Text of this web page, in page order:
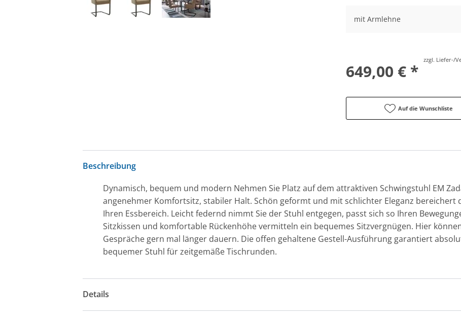
mit Armlehne
649,00 € *
zzgl. Liefer-/
Auf die Wunschliste
Beschreibung
Dynamisch, bequem und modern Nehmen Sie Platz auf dem attraktiven Schwingstuhl EM
angenehmer Komfortsitz, stabiler Halt. Schön geformt und mit schlichter Eleganz bereichert
Ihren Essbereich. Leicht federnd nimmt Sie der Stuhl entgegen, passt sich so Ihren
Sitzkissen und komfortable Rückenhöhe vermitteln ein bequemes Sitzvergnügen. Hier
Gespräche gern mal länger dauern. Die offen gehaltene Gestell-Ausführung garantiert
bequemer Stuhl für zeitgemäße Tischrunden.
Details